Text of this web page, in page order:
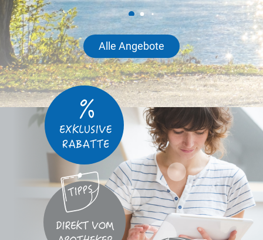
Alle Angebote